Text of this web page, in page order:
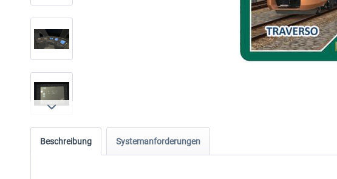
Beschreibung Systemanforderungen